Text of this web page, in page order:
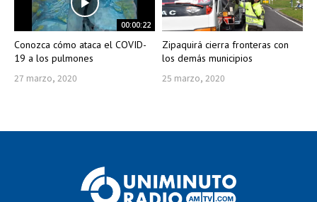
00:00:22
Conozca cómo ataca el COVID-
19 a los pulmones
27 marzo, 2020
Zipaquirá cierra fronteras con
los demás municipios
25 marzo, 2020